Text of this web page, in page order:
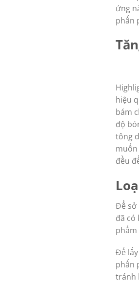
ứng
phấn
hiệu
bám
độ
tông
đều
Để sở
đã có
Để
phấn
tránh